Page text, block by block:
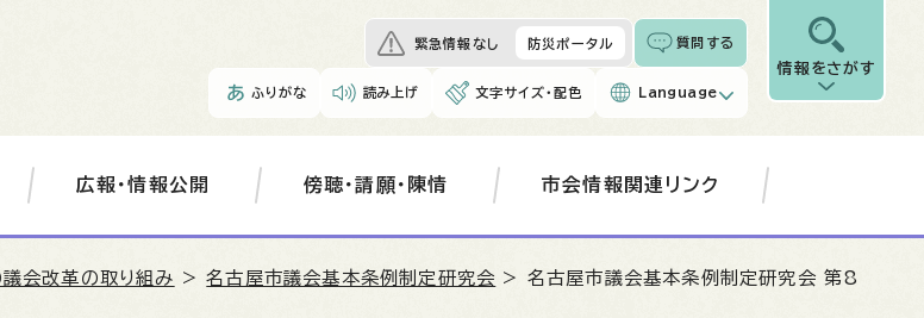
緊急情報なし 防災ポータル 質問する
ふりがな 読み上げ 文字サイズ・配色 Language
情報をさがす
広報・情報公開 傍聴・請願・陳情 市会情報関連リンク
会改革の取り組み >名古屋市議会基本条例制定研究会 > 名古屋市議会基本条例制定研究会 第8